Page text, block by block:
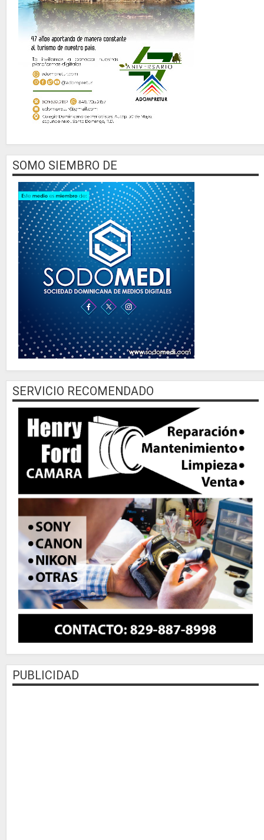
SOMO SIEMBRO DE
SERVICIO RECOMENDADO
PUBLICIDAD